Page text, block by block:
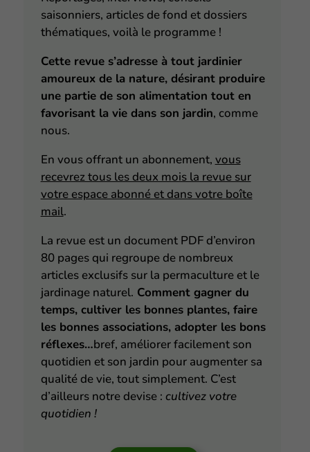
saisonniers, articles de fond et dossiers
thématiques, voilà le programme !
Cette revue s’adresse à tout jardinier
amoureux de la nature, désirant produire
une partie de son alimentation tout en
favorisant la vie dans son jardin, comme
nous.
En vous offrant un abonnement, vous
recevrez tous les deux mois la revue sur
votre espace abonné et dans votre boîte
mail.
La revue est un document PDF d’environ
80 pages qui regroupe de nombreux
articles exclusifs sur la permaculture et le
jardinage naturel. Comment gagner du
temps, cultiver les bonnes plantes, faire
les bonnes associations, adopter les bons
réflexes…bref, améliorer facilement son
quotidien et son jardin pour augmenter sa
qualité de vie, tout simplement. C’est
d’ailleurs notre devise : cultivez votre
quotidien !